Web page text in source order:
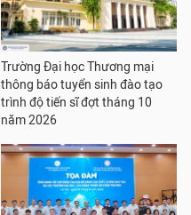
Trường Đại học Thương mại
thông báo tuyển sinh đào tạo
trình độ tiến sĩ đợt tháng 10
năm 2026